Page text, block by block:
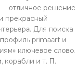
— отличное решение
прекрасный
Для поиска
primaart и
ключевое слово.
корабли и т. П.